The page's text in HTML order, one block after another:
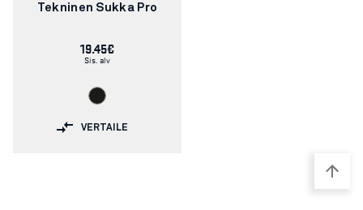
Tekninen Sukka Pro
19.45€
Sis. alv
VERTAILE